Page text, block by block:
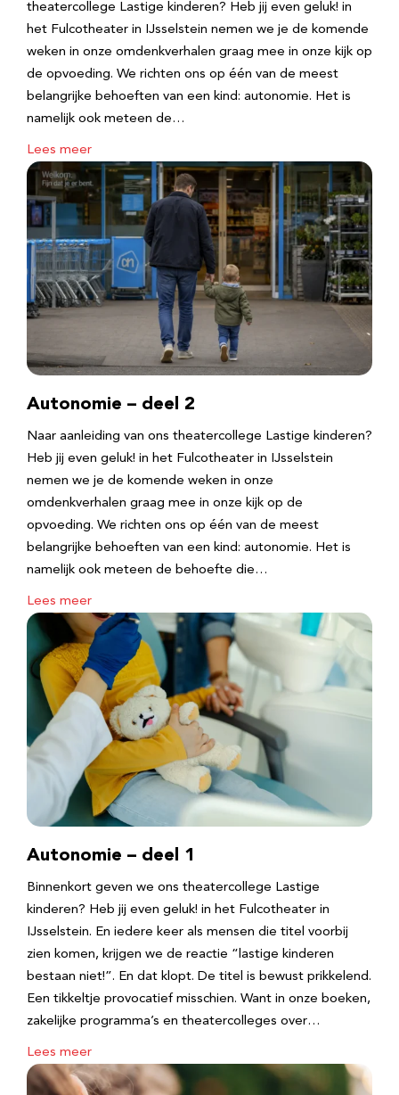
theatercollege Lastige kinderen? Heb jij even geluk! in
het Fulcotheater in IJsselstein nemen we je de komende
weken in onze omdenkverhalen graag mee in onze kijk op
de opvoeding. We richten ons op één van de meest
belangrijke behoeften van een kind: autonomie. Het is
namelijk ook meteen de…
Lees meer
Autonomie – deel 2
Naar aanleiding van ons theatercollege Lastige kinderen?
Heb jij even geluk! in het Fulcotheater in IJsselstein
nemen we je de komende weken in onze
omdenkverhalen graag mee in onze kijk op de
opvoeding. We richten ons op één van de meest
belangrijke behoeften van een kind: autonomie. Het is
namelijk ook meteen de behoefte die…
Lees meer
Autonomie – deel 1
Binnenkort geven we ons theatercollege Lastige
kinderen? Heb jij even geluk! in het Fulcotheater in
IJsselstein. En iedere keer als mensen die titel voorbij
zien komen, krijgen we de reactie “lastige kinderen
bestaan niet!”. En dat klopt. De titel is bewust prikkelend.
Een tikkeltje provocatief misschien. Want in onze boeken,
zakelijke programma’s en theatercolleges over…
Lees meer